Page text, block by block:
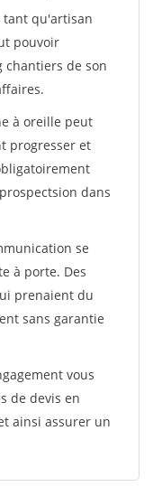
tant qu'artisan
pouvoir
de son
à oreille peut
progresser et
dans
se
à porte. Des
prenaient du
sans garantie
vous
de devis en
ainsi assurer un